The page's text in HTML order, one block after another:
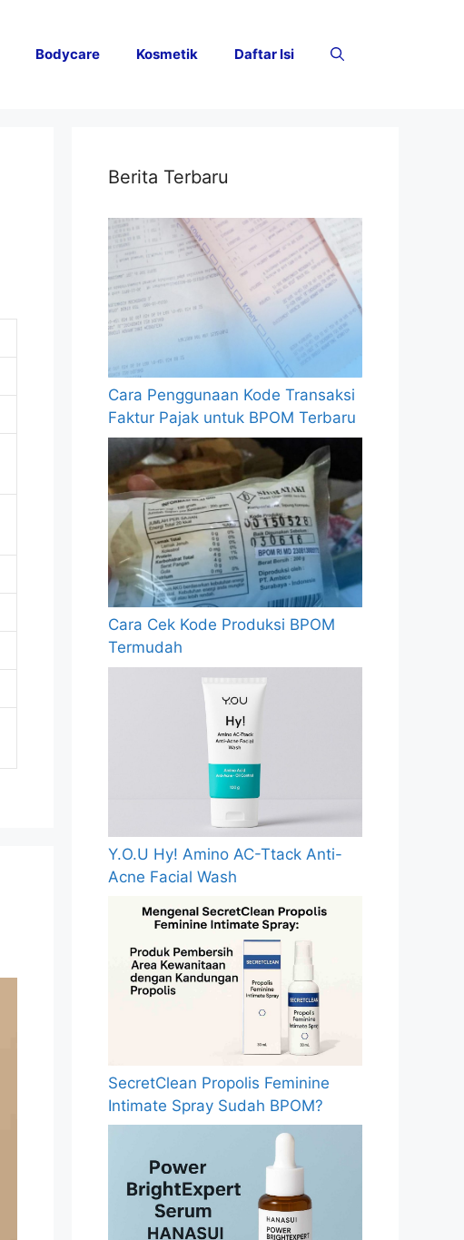
Bodycare Kosmetik Daftar Isi
Berita Terbaru
Cara Penggunaan Kode Transaksi
Faktur Pajak untuk BPOM Terbaru
Cara Cek Kode Produksi BPOM
Termudah
Y.O.U Hy! Amino AC-Ttack Anti-
Acne Facial Wash
SecretClean Propolis Feminine
Intimate Spray Sudah BPOM?